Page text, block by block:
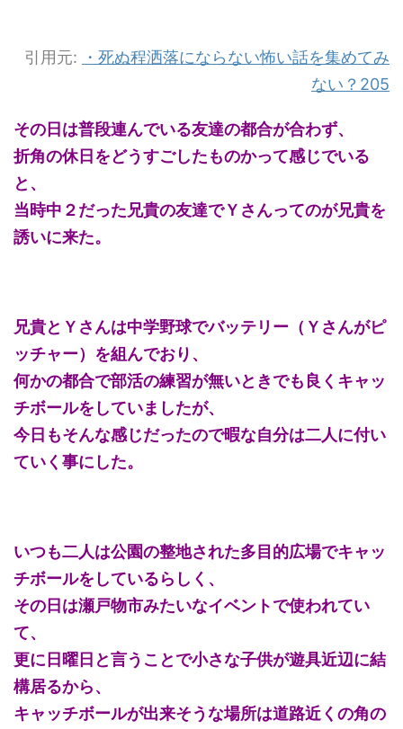
引用元: ・ 死ぬ程洒落にならない怖い話を集めてみ
ない？205
その日は普段連んでいる友達の都合が合わず、
折角の休日をどうすごしたものかって感じでいる
と、
当時中２だった兄貴の友達でＹさんってのが兄貴を
誘いに来た。
兄貴とＹさんは中学野球でバッテリー（Ｙさんがピ
ッチャー）を組んでおり、
何かの都合で部活の練習が無いときでも良くキャッ
チボールをしていましたが、
今日もそんな感じだったので暇な自分は二人に付い
ていく事にした。
いつも二人は公園の整地された多目的広場でキャッ
チボールをしているらしく、
その日は瀬戸物市みたいなイベントで使われてい
て、
更に日曜日と言うことで小さな子供が遊具近辺に結
構居るから、
キャッチボールが出来そうな場所は道路近くの角の